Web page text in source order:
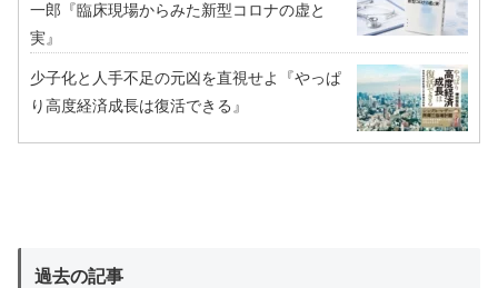
一郎『臨床現場からみた新型コロナの虚と
実』
少子化と人手不足の元凶を直視せよ『やっぱ
り高度経済成長は復活できる』
過去の記事